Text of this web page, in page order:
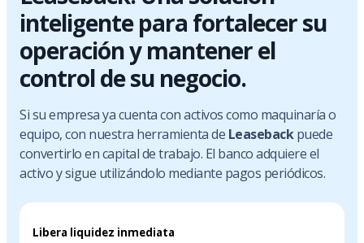
inteligente para fortalecer su
operación y mantener el
control de su negocio.
Si su empresa ya cuenta con activos como maquinaría o
equipo, con nuestra herramienta de Leasebackpuede
convertirlo en capital de trabajo. El banco adquiere el
activo y sigue utilizándolo mediante pagos periódicos.
Libera liquidez inmediata